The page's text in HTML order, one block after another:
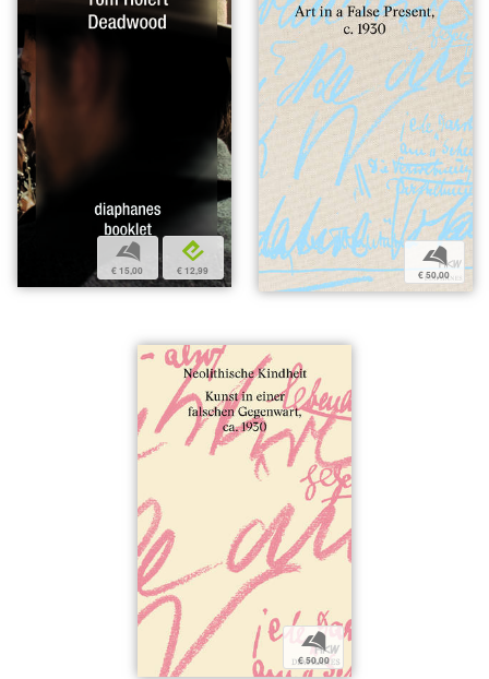
b
€ 15,00
e
€ 12,99
b
€ 50,00
b
€ 50,00